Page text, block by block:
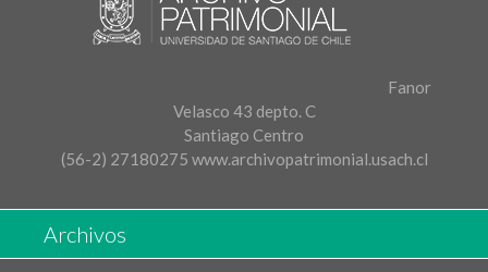
Fanor
Velasco 43 depto. C
Santiago Centro
(56-2) 27180275 www.archivopatrimonial.usach.cl
Archivos